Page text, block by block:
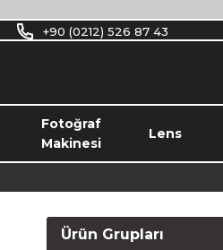
+90 (0212) 526 87 43
Fotoğraf
Makinesi
Lens
Ürün Grupları